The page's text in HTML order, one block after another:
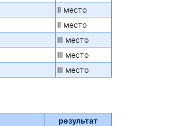
II место
II место
III место
III место
III место
результат